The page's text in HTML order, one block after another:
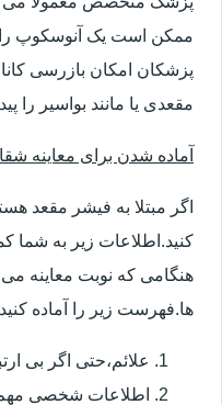
ممکن است یک آنوسکوپ را
پزشکان امکان بازرسی
مقعدی یا مانند بواسیر را
آماده شدن برای معاینه
اگر مبتلا به فیشر مقعد
کنید.اطلاعات زیر به شما
هنگامی که نوبت معاینه می
ها.فهرست زیر را آماده
علائم،حتی اگر بی
اطلاعات شخصی